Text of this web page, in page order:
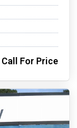
Call For Price